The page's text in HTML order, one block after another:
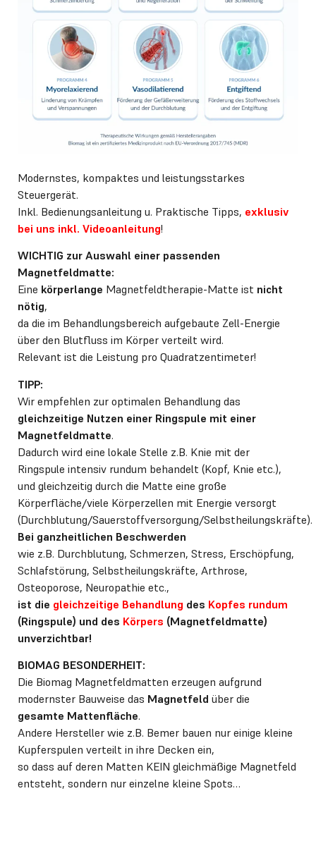
Modernstes, kompaktes und leistungsstarkes
Steuergerät.
Inkl. Bedienungsanleitung u. Praktische Tipps, exklusiv
bei uns inkl. Videoanleitung!
WICHTIG zur Auswahl einer passenden
Magnetfeldmatte:
Eine körperlange Magnetfeldtherapie-Matte ist nicht
nötig,
da die im Behandlungsbereich aufgebaute Zell-Energie
über den Blutfluss im Körper verteilt wird.
Relevant ist die Leistung pro Quadratzentimeter!
TIPP:
Wir empfehlen zur optimalen Behandlung das
gleichzeitige Nutzen einer Ringspule mit einer
Magnetfeldmatte.
Dadurch wird eine lokale Stelle z.B. Knie mit der
Ringspule intensiv rundum behandelt (Kopf, Knie etc.),
und gleichzeitig durch die Matte eine große
Körperfläche/viele Körperzellen mit Energie versorgt
(Durchblutung/Sauerstoffversorgung/Selbstheilungskräfte).
Bei ganzheitlichen Beschwerden
wie z.B. Durchblutung, Schmerzen, Stress, Erschöpfung,
Schlafstörung, Selbstheilungskräfte, Arthrose,
Osteoporose, Neuropathie etc.,
ist die gleichzeitige Behandlung des Kopfes rundum
(Ringspule) und des Körpers (Magnetfeldmatte)
unverzichtbar!
BIOMAG BESONDERHEIT:
Die Biomag Magnetfeldmatten erzeugen aufgrund
modernster Bauweise das Magnetfeld über die
gesamte Mattenfläche.
Andere Hersteller wie z.B. Bemer bauen nur einige kleine
Kupferspulen verteilt in ihre Decken ein,
so dass auf deren Matten KEIN gleichmäßige Magnetfeld
entsteht, sondern nur einzelne kleine Spots…